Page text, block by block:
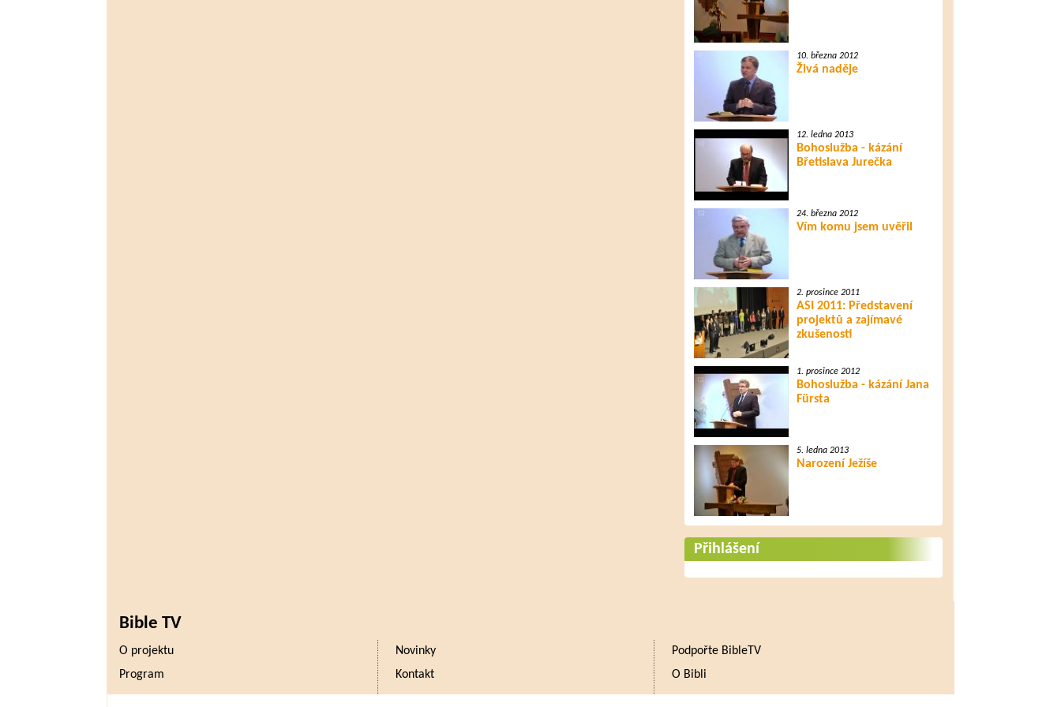
10. března 2012
Živá naděje
12. ledna 2013
Bohoslužba - kázání
Břetislava Jurečka
24. března 2012
Vím komu jsem uvěřil
2. prosince 2011
ASI 2011: Představení
projektů a zajímavé
zkušenosti
1. prosince 2012
Bohoslužba - kázání Jana
Fürsta
5. ledna 2013
Narození Ježíše
Přihlášení
Bible TV
O projektu Novinky
Podpořte BibleTV
Program
Kontakt O Bibli